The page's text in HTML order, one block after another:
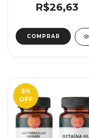
R$26,63
5%
OFF